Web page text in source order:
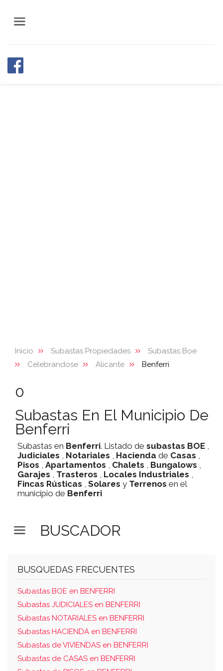
Inicio Subastas Propiedades
Subastas Boe
Celebrandose
Alicante Benferri
0
Subastas En El Municipio De
Benferri
Subastas en Benferri. Listado de subastas BOE ,
Judiciales , Notariales , Hacienda de Casas ,
Pisos , Apartamentos , Chalets , Bungalows ,
Garajes , Trasteros , Locales Industriales ,
Fincas Rústicas , Solares y Terrenos en el
municipio de Benferri
BUSCADOR
BUSQUEDAS FRECUENTES
Subastas BOE en BENFERRI
Subastas JUDICIALES en BENFERRI
Subastas NOTARIALES en BENFERRI
Subastas HACIENDA en BENFERRI
Subastas de VIVIENDAS en BENFERRI
Subastas de CASAS en BENFERRI